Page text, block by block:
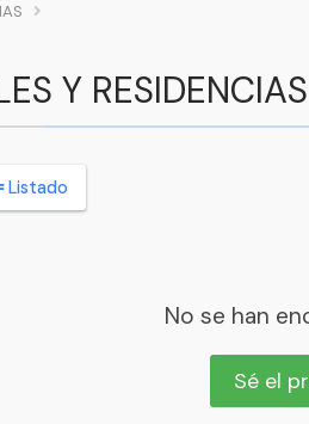
Y
Listado
No se han
Sé el